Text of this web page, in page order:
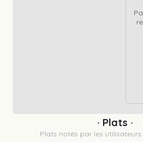
· Plats ·
Plats notés par les